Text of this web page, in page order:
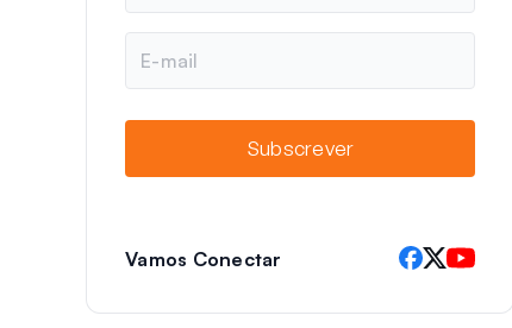
m
e
m
Subscrever
Vamos Conectar